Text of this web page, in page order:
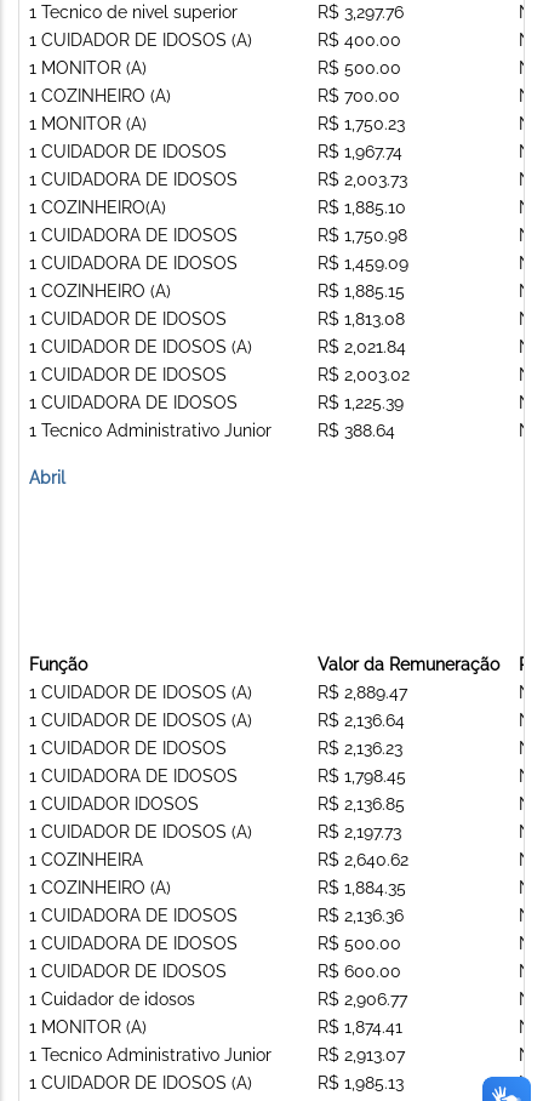
1 Tecnico de nivel superior
1 CUIDADOR DE IDOSOS (A)
1 MONITOR (A)
1 COZINHEIRO (A)
1 MONITOR (A)
1 CUIDADOR DE IDOSOS
1 CUIDADORA DE IDOSOS
1 COZINHEIRO(A)
1 CUIDADORA DE IDOSOS
1 CUIDADORA DE IDOSOS
1 COZINHEIRO (A)
1 CUIDADOR DE IDOSOS
1 CUIDADOR DE IDOSOS (A)
1 CUIDADOR DE IDOSOS
1 CUIDADORA DE IDOSOS
1 Tecnico Administrativo Junior
R$ 3,297.76
R$ 400.00
R$ 500.00
R$ 700.00
R$ 1,750.23
R$ 1,967.74
R$ 2,003.73
R$ 1,885.10
R$ 1,750.98
R$ 1,459.09
R$ 1,885.15
R$ 1,813.08
R$ 2,021.84
R$ 2,003.02
R$ 1,225.39
R$ 388.64
Abril
Função
1 CUIDADOR DE IDOSOS (A)
1 CUIDADOR DE IDOSOS (A)
1 CUIDADOR DE IDOSOS
1 CUIDADORA DE IDOSOS
1 CUIDADOR IDOSOS
1 CUIDADOR DE IDOSOS (A)
1 COZINHEIRA
1 COZINHEIRO (A)
1 CUIDADORA DE IDOSOS
1 CUIDADORA DE IDOSOS
1 CUIDADOR DE IDOSOS
1 Cuidador de idosos
1 MONITOR (A)
1 Tecnico Administrativo Junior
1 CUIDADOR DE IDOSOS (A)
Valor da Remuneração
R$ 2,889.47
R$ 2,136.64
R$ 2,136.23
R$ 1,798.45
R$ 2,136.85
R$ 2,197.73
R$ 2,640.62
R$ 1,884.35
R$ 2,136.36
R$ 500.00
R$ 600.00
R$ 2,906.77
R$ 1,874.41
R$ 2,913.07
R$ 1,985.13